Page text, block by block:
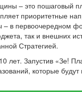
– это пошаговый
приоритетные
– в первоочередном
так и внешних
Стратегией.
лет. Запустив «Зе!
которые